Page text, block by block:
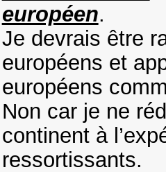
européen.
Je devrais être
européens et
européens
Non car je ne
continent à
ressortissants.